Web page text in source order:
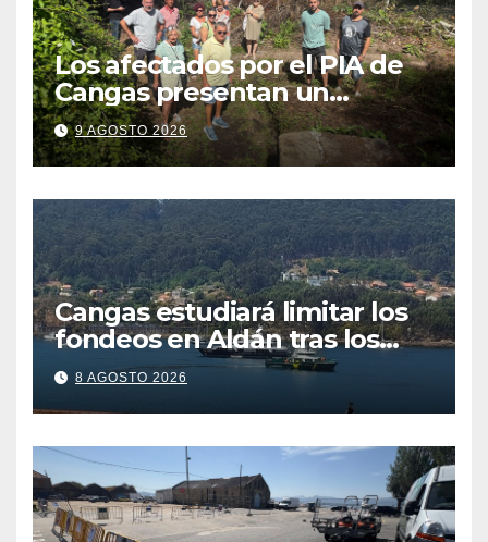
Los afectados por el PIA de
Cangas presentan un
recurso: “Lo vamos a luchar”
9 AGOSTO 2026
Cangas estudiará limitar los
fondeos en Aldán tras los
últimos episodios de
contaminación en Arneles
8 AGOSTO 2026